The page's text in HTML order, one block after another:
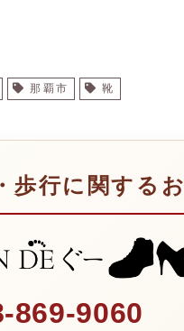
那覇市 靴
歩行に関する
869-9060